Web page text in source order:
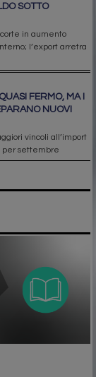
SOTTO
in aumento
l’export arretra
FERMO, MA I
NUOVI
vincoli all’import
per settembre